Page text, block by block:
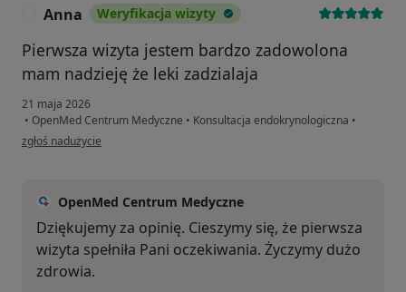
Anna Weryfikacja wizyty
Pierwsza wizyta jestem bardzo zadowolona
mam nadzieję że leki zadzialaja
21 maja 2026
• OpenMed Centrum Medyczne • Konsultacja endokrynologiczna •
w opinii użytkownika Anna
zgłoś nadużycie
OpenMed Centrum Medyczne
Dziękujemy za opinię. Cieszymy się, że pierwsza
wizyta spełniła Pani oczekiwania. Życzymy dużo
zdrowia.